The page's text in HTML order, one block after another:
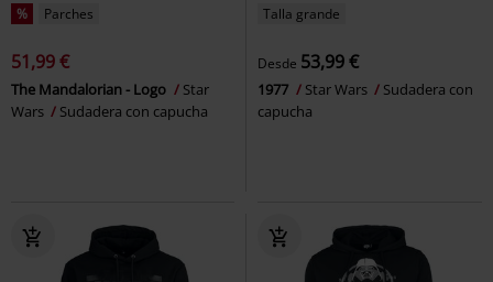
% Parches
51,99 €
The Mandalorian - Logo
Star
Wars
Sudadera con capucha
Talla grande
Desde 53,99 €
1977 Star Wars
Sudadera con
capucha